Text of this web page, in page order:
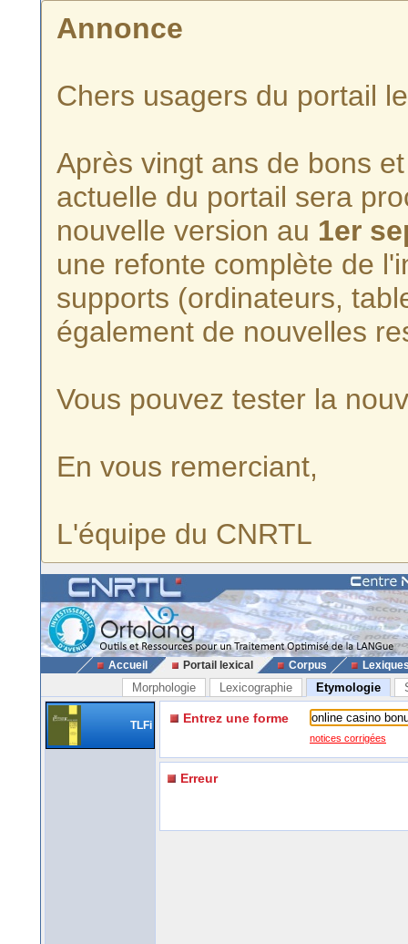
Annonce
Chers usagers du portail
Après vingt ans de bons
actuelle du portail sera
nouvelle version au 1er
une refonte complète de
supports (ordinateurs,
également de nouvelles
Vous pouvez tester la
En vous remerciant,
L'équipe du CNRTL
Accueil Portail lexical Corpus
Morphologie Lexicographie Etymologie
TLFi Entrez une forme
notices corrigées
Erreur